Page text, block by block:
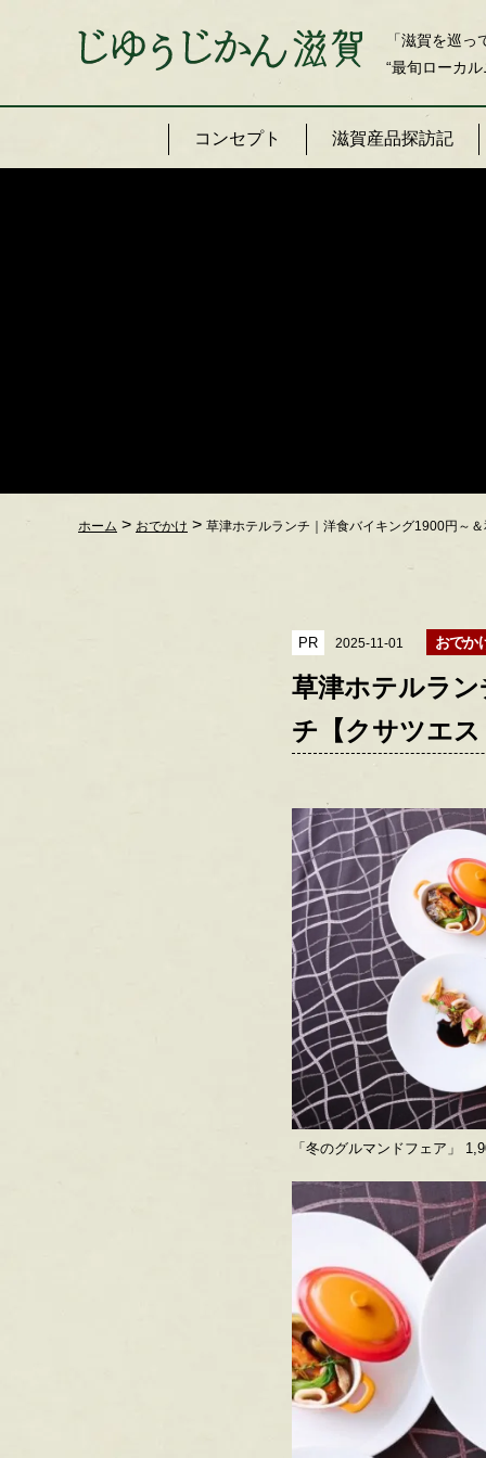
「滋賀を巡
“最旬ローカ
コンセプト 滋賀産品探訪記
ホーム > おでかけ > 草津ホテルランチ｜洋食バイキング1900円～
PR 2025-11-01 おでか
草津ホテルラ
チ【クサツエ
「冬のグルマンドフェア」